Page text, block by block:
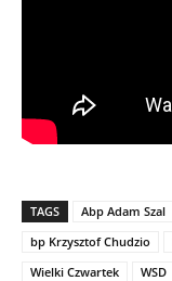
TAGS Abp Adam Szal
bp Krzysztof Chudzio
Wielki Czwartek
WSD